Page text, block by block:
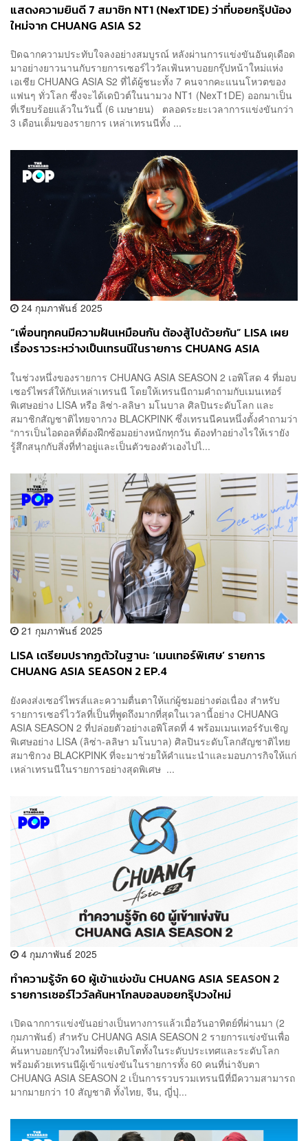
แสดงความยินดี 7 สมาชิก NT1 (NexT1DE) ว่าที่บอยกรุ๊ปน้อง
ใหม่จาก CHUANG ASIA S2
ปิดฉากความประทับใจลงอย่างสมบูรณ์ หลังผ่านการแข่งขันอันดุเดือด
มาอย่างยาวนานกับรายการเซอร์ไววัลเฟ้นหาบอยกรุ๊ปหน้าใหม่แห่ง
เอเชีย CHUANG ASIA S2 ที่ได้ผู้ชนะทั้ง 7 คนจากคะแนนโหวตของ
แฟนๆ ทั่วโลก ซึ่งจะได้เดบิวต์ในนามวง NT1 (NexT1DE) ออกมาเป็น
ที่เรียบร้อยแล้วในวันนี้ (6 เมษายน) ตลอดระยะเวลาการแข่งขันกว่า
3 เดือนเต็มของรายการ เหล่าเทรนนีทั้ง ...
24 กุมภาพันธ์ 2025
“เพื่อนทุกคนมีความฝันเหมือนกัน ต้องสู้ไปด้วยกัน” LISA เผย
เรื่องราวระหว่างเป็นเทรนนีในรายการ CHUANG ASIA
ในช่วงหนึ่งของรายการ CHUANG ASIA SEASON 2 เอพิโสด 4 ที่มอบ
เซอร์ไพรส์ให้กับเหล่าเทรนนี โดยให้เทรนนีถามคำถามกับเมนเทอร์
พิเศษอย่าง LISA หรือ ลิซ่า-ลลิษา มโนบาล ศิลปินระดับโลก และ
สมาชิกสัญชาติไทยจากวง BLACKPINK ซึ่งเทรนนีคนหนึ่งตั้งคำถามว่า
“การเป็นไอดอลที่ต้องฝึกซ้อมอย่างหนักทุกวัน ต้องทำอย่างไรให้เรายัง
รู้สึกสนุกกับสิ่งที่ทำอยู่และเป็นตัวของตัวเองไปไ...
21 กุมภาพันธ์ 2025
LISA เตรียมปรากฏตัวในฐานะ ‘เมนเทอร์พิเศษ’ รายการ
CHUANG ASIA SEASON 2 EP.4
ยังคงส่งเซอร์ไพรส์และความตื่นตาให้แก่ผู้ชมอย่างต่อเนื่อง สำหรับ
รายการเซอร์ไววัลที่เป็นที่พูดถึงมากที่สุดในเวลานี้อย่าง CHUANG
ASIA SEASON 2 ที่ปล่อยตัวอย่างเอพิโสดที่ 4 พร้อมเมนเทอร์รับเชิญ
พิเศษอย่าง LISA (ลิซ่า-ลลิษา มโนบาล) ศิลปินระดับโลกสัญชาติไทย
สมาชิกวง BLACKPINK ที่จะมาช่วยให้คำแนะนำและมอบภารกิจให้แก่
เหล่าเทรนนีในรายการอย่างสุดพิเศษ ...
4 กุมภาพันธ์ 2025
ทำความรู้จัก 60 ผู้เข้าแข่งขัน CHUANG ASIA SEASON 2
รายการเซอร์ไววัลค้นหาโกลบอลบอยกรุ๊ปวงใหม่
เปิดฉากการแข่งขันอย่างเป็นทางการแล้วเมื่อวันอาทิตย์ที่ผ่านมา (2
กุมภาพันธ์) สำหรับ CHUANG ASIA SEASON 2 รายการแข่งขันเพื่อ
ค้นหาบอยกรุ๊ปวงใหม่ที่จะเติบโตทั้งในระดับประเทศและระดับโลก
พร้อมด้วยเทรนนีผู้เข้าแข่งขันในรายการทั้ง 60 คนที่น่าจับตา
CHUANG ASIA SEASON 2 เป็นการรวบรวมเทรนนีที่มีความสามารถ
มากมายกว่า 10 สัญชาติ ทั้งไทย, จีน, ญี่ปุ่...